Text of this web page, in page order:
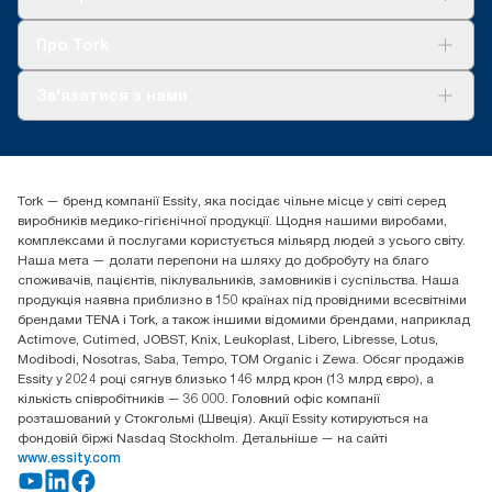
reporting for specific articles and consumption.
(+38) 044 490 55 66
Essity Україна
04071 м. Київ, вул. Григорія Сковороди 19,
Тел. +38 044 490 55 66
Tork — бренд компанії Essity, яка посідає чільне місце у світі серед
виробників медико-гігієнічної продукції. Щодня нашими виробами,
комплексами й послугами користується мільярд людей з усього світу.
Наша мета — долати перепони на шляху до добробуту на благо
споживачів, пацієнтів, піклувальників, замовників і суспільства. Наша
продукція наявна приблизно в 150 країнах під провідними всесвітніми
брендами TENA і Tork, а також іншими відомими брендами, наприклад
Actimove, Cutimed, JOBST, Knix, Leukoplast, Libero, Libresse, Lotus,
Modibodi, Nosotras, Saba, Tempo, TOM Organic і Zewa. Обсяг продажів
Essity у 2024 році сягнув близько 146 млрд крон (13 млрд євро), а
кількість співробітників — 36 000. Головний офіс компанії
розташований у Стокгольмі (Швеція). Акції Essity котируються на
фондовій біржі Nasdaq Stockholm. Детальніше — на сайті
www.essity.com